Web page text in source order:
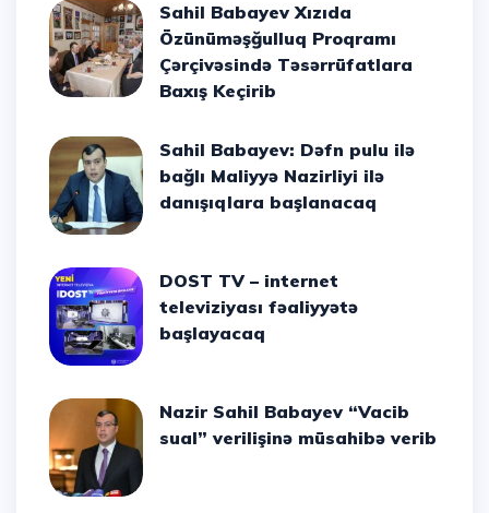
Sahil Babayev Xızıda
Özünüməşğulluq Proqramı
Çərçivəsində Təsərrüfatlara
Baxış Keçirib
Sahil Babayev: Dəfn pulu ilə
bağlı Maliyyə Nazirliyi ilə
danışıqlara başlanacaq
DOST TV – internet
televiziyası fəaliyyətə
başlayacaq
Nazir Sahil Babayev “Vacib
sual” verilişinə müsahibə verib